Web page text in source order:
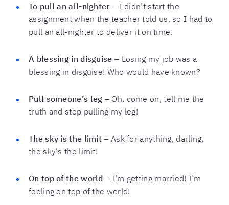
To pull an all-nighter – I didn’t start the
assignment when the teacher told us, so I had to
pull an all-nighter to deliver it on time.
A blessing in disguise – Losing my job was a
blessing in disguise! Who would have known?
Pull someone’s leg – Oh, come on, tell me the
truth and stop pulling my leg!
The sky is the limit – Ask for anything, darling,
the sky's the limit!
On top of the world – I’m getting married! I’m
feeling on top of the world!